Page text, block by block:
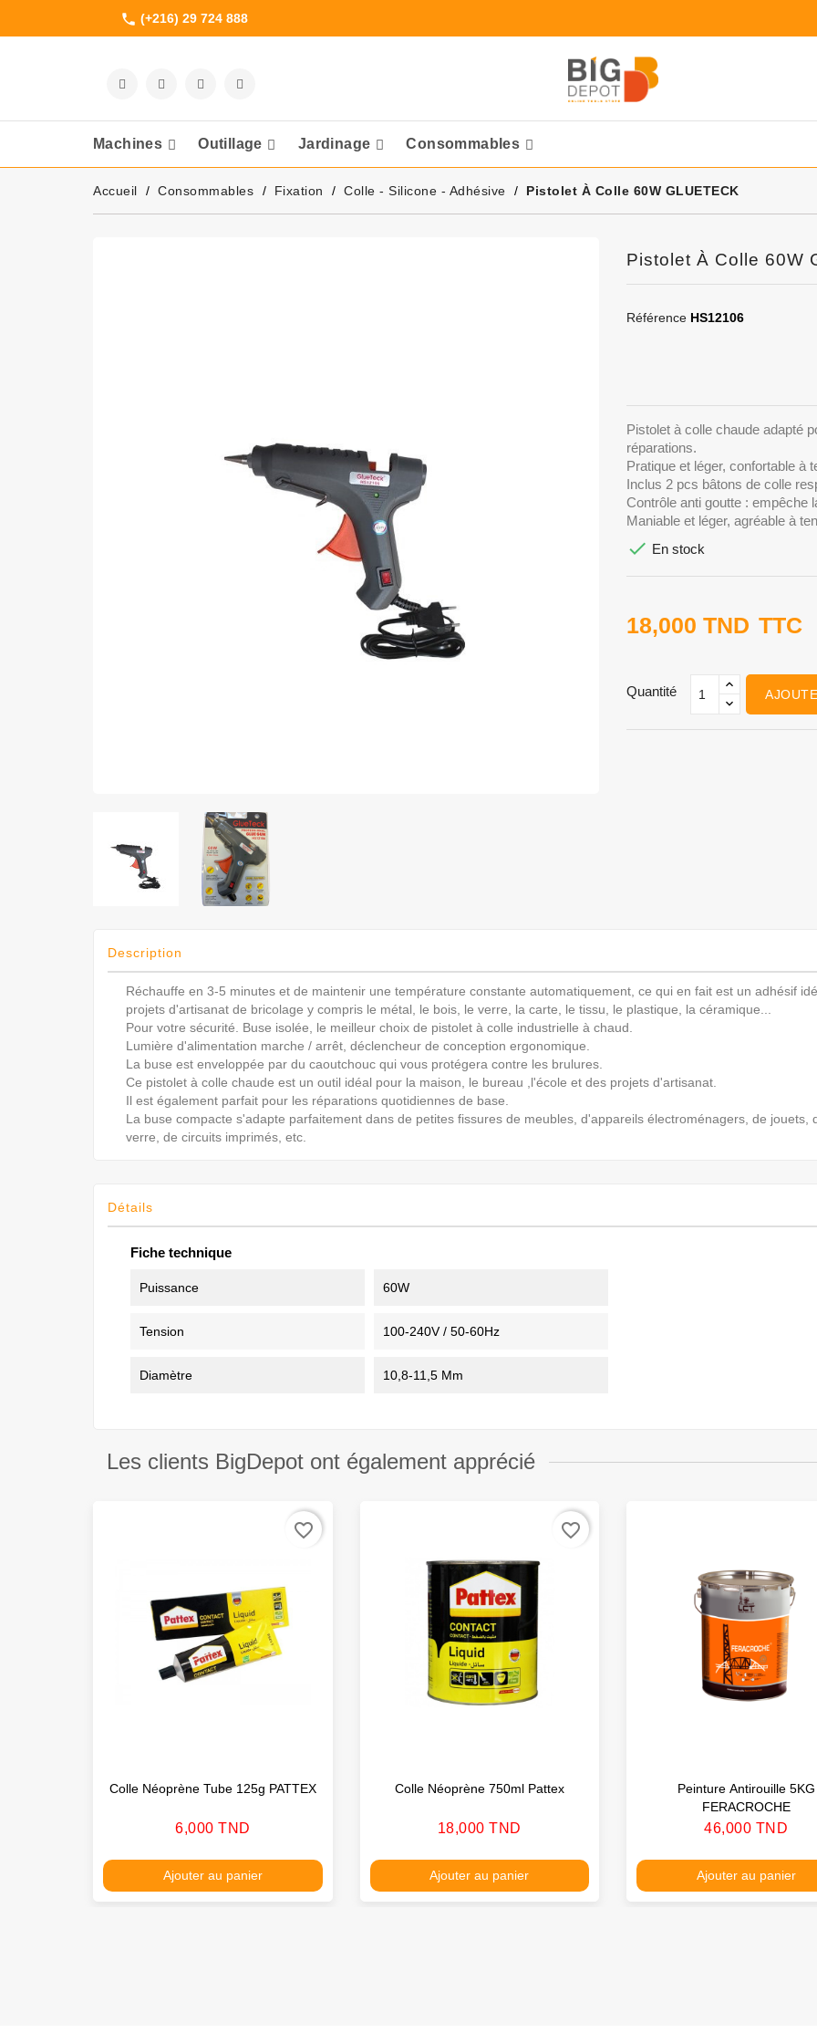
phone (+216) 29 724 888
Machines Outillage Jardinage Consommables
Accueil Consommables Fixation Colle - Silicone - Adhésive Pistolet À Colle 60W GLUETECK
Pistolet À Colle 60W
Référence HS12106
Pistolet à colle chaude adapté
réparations.
Pratique et léger, confortable à
Inclus 2 pcs bâtons de colle
Contrôle anti goutte : empêche
Maniable et léger, agréable à
 En stock
18,000 TND TTC
Quantité
Description
Réchauffe en 3-5 minutes et de maintenir une température constante automatiquement, ce qui en fait est un adhésif
projets d'artisanat de bricolage y compris le métal, le bois, le verre, la carte, le tissu, le plastique, la céramique...
Pour votre sécurité. Buse isolée, le meilleur choix de pistolet à colle industrielle à chaud.
Lumière d'alimentation marche / arrêt, déclencheur de conception ergonomique.
La buse est enveloppée par du caoutchouc qui vous protégera contre les brulures.
Ce pistolet à colle chaude est un outil idéal pour la maison, le bureau ,l'école et des projets d'artisanat.
Il est également parfait pour les réparations quotidiennes de base.
La buse compacte s'adapte parfaitement dans de petites fissures de meubles, d'appareils électroménagers, de jouets,
verre, de circuits imprimés, etc.
Détails
Fiche technique
Puissance 60W
Tension 100-240V / 50-60Hz
Diamètre 10,8-11,5 Mm
Les clients BigDepot ont également apprécié
Colle Néoprène Tube 125g PATTEX
Prix
6,000 TND
Ajouter au panier
favorite_border
Colle Néoprène 750ml Pattex
Prix
18,000 TND
Ajouter au panier
favorite_border
Peinture Antirouille 5KG
FERACROCHE
Prix
46,000 TND
Ajouter au panier